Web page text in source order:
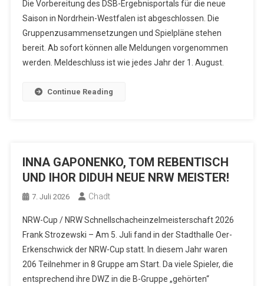
Die Vorbereitung des DSB-Ergebnisportals für die neue
Saison in Nordrhein-Westfalen ist abgeschlossen. Die
Gruppenzusammensetzungen und Spielpläne stehen
bereit. Ab sofort können alle Meldungen vorgenommen
werden. Meldeschluss ist wie jedes Jahr der 1. August.
Continue Reading
INNA GAPONENKO, TOM REBENTISCH
UND IHOR DIDUH NEUE NRW MEISTER!
7. Juli 2026 Chadt
NRW-Cup / NRW Schnellschacheinzelmeisterschaft 2026
Frank Strozewski – Am 5. Juli fand in der Stadthalle Oer-
Erkenschwick der NRW-Cup statt. In diesem Jahr waren
206 Teilnehmer in 8 Gruppe am Start. Da viele Spieler, die
entsprechend ihre DWZ in die B-Gruppe „gehörten“